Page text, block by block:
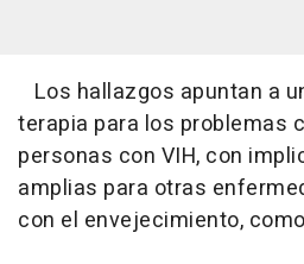
Los hallazgos apuntan a
terapia para los problemas
personas con VIH, con
amplias para otras
con el envejecimiento,